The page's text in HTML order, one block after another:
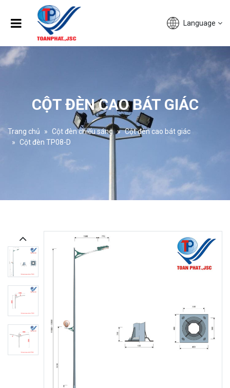
Language
CỘT ĐÈN CAO BÁT GIÁC
Trang chủ Cột đèn chiếu sáng
Cột đèn cao bát giác
Cột đèn TP08-D